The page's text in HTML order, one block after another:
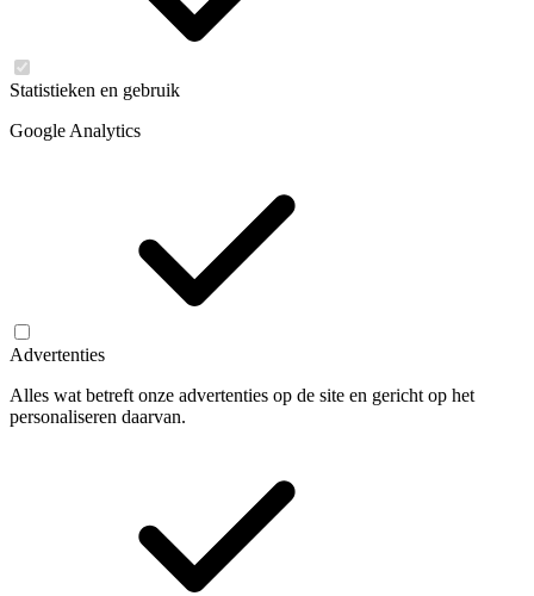
Statistieken en gebruik
Google Analytics
Advertenties
Alles wat betreft onze advertenties op de site en gericht op het
personaliseren daarvan.